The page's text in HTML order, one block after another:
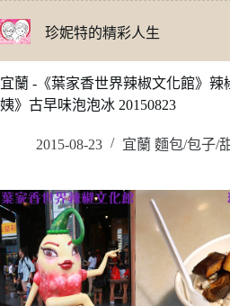
至
要
內
珍妮特的精彩人生
宜蘭 -《葉家香世界辣椒文化館》辣
姨》古早味泡泡冰 20150823
2015-08-23 宜蘭 麵包/包子/